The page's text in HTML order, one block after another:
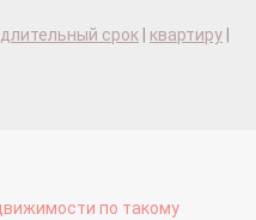
срок квартиру
по такому